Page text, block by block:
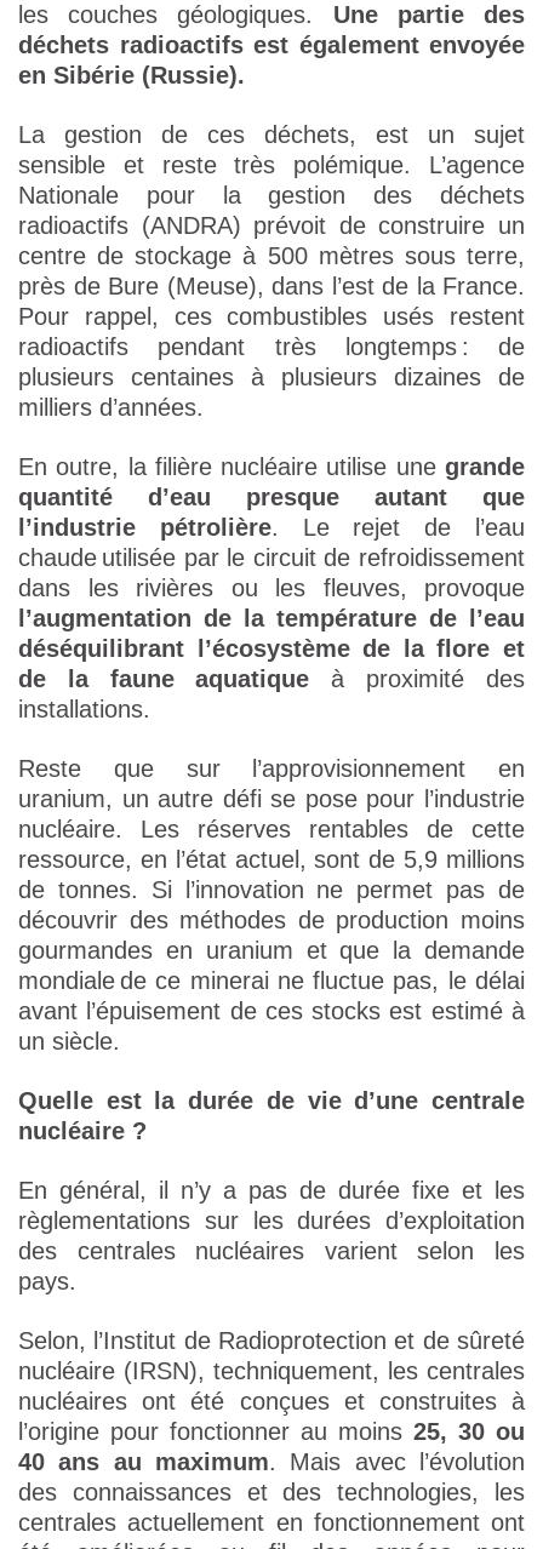
les couches géologiques. Une partie des
déchets radioactifs est également envoyée
en Sibérie (Russie).
La gestion de ces déchets, est un sujet
sensible et reste très polémique. L’agence
Nationale pour la gestion des déchets
radioactifs (ANDRA) prévoit de construire un
centre de stockage à 500 mètres sous terre,
près de Bure (Meuse), dans l’est de la France.
Pour rappel, ces combustibles usés restent
radioactifs pendant très longtemps : de
plusieurs centaines à plusieurs dizaines de
milliers d’années.
En outre, la filière nucléaire utilise une grande
quantité d’eau presque autant que
l’industrie pétrolière. Le rejet de l’eau
chaude utilisée par le circuit de refroidissement
dans les rivières ou les fleuves, provoque
l’augmentation de la température de l’eau
déséquilibrant l’écosystème de la flore et
de la faune aquatique à proximité des
installations.
Reste que sur l’approvisionnement en
uranium, un autre défi se pose pour l’industrie
nucléaire. Les réserves rentables de cette
ressource, en l’état actuel, sont de 5,9 millions
de tonnes. Si l’innovation ne permet pas de
découvrir des méthodes de production moins
gourmandes en uranium et que la demande
mondiale de ce minerai ne fluctue pas, le délai
avant l’épuisement de ces stocks est estimé à
un siècle.
Quelle est la durée de vie d’une centrale
nucléaire ?
En général, il n’y a pas de durée fixe et les
règlementations sur les durées d’exploitation
des centrales nucléaires varient selon les
pays.
Selon, l’Institut de Radioprotection et de sûreté
nucléaire (IRSN), techniquement, les centrales
nucléaires ont été conçues et construites à
l’origine pour fonctionner au moins 25, 30 ou
40 ans au maximum. Mais avec l’évolution
des connaissances et des technologies, les
centrales actuellement en fonctionnement ont